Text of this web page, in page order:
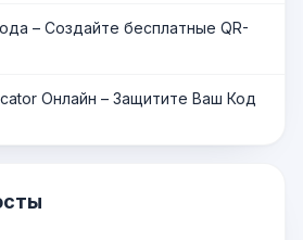
– Создайте бесплатные QR-
Онлайн – Защитите Ваш Код